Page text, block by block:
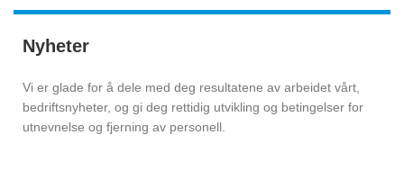
Nyheter
Vi er glade for å dele med deg resultatene av arbeidet vårt,
bedriftsnyheter, og gi deg rettidig utvikling og betingelser for
utnevnelse og fjerning av personell.